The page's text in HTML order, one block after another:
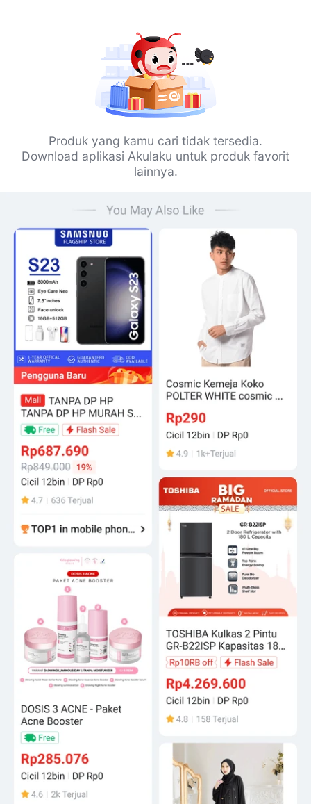
Produk yang kamu cari tidak tersedia.
Download aplikasi Akulaku untuk produk favorit
lainnya.